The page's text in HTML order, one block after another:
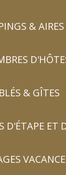
&
& GÎTES
D'ÉTAPE ET
SAUVEUR
Sauveur